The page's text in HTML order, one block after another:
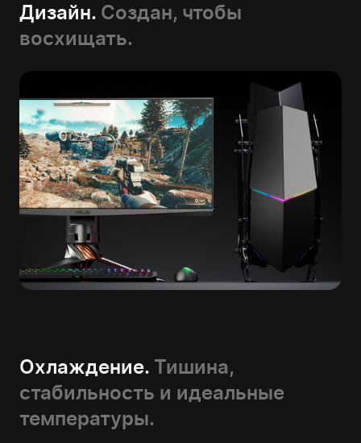
Дизайн. Создан, чтобы
восхищать.
Охлаждение. Тишина,
стабильность и идеальные
температуры.